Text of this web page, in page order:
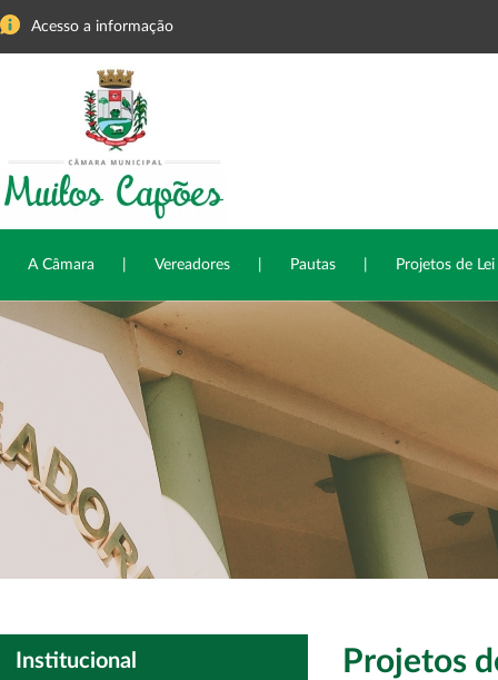
Acesso a informação
A Câmara Vereadores Pautas Projetos de Lei
Institucional Projetos